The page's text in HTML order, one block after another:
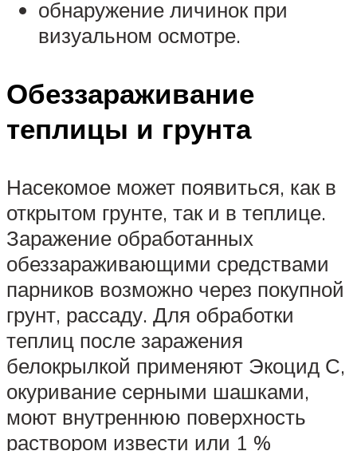
обнаружение личинок при
визуальном осмотре.
Обеззараживание
теплицы и грунта
Насекомое может появиться, как в
открытом грунте, так и в теплице.
Заражение обработанных
обеззараживающими средствами
парников возможно через покупной
грунт, рассаду. Для обработки
теплиц после заражения
белокрылкой применяют Экоцид С,
окуривание серными шашками,
моют внутреннюю поверхность
раствором извести или 1 %